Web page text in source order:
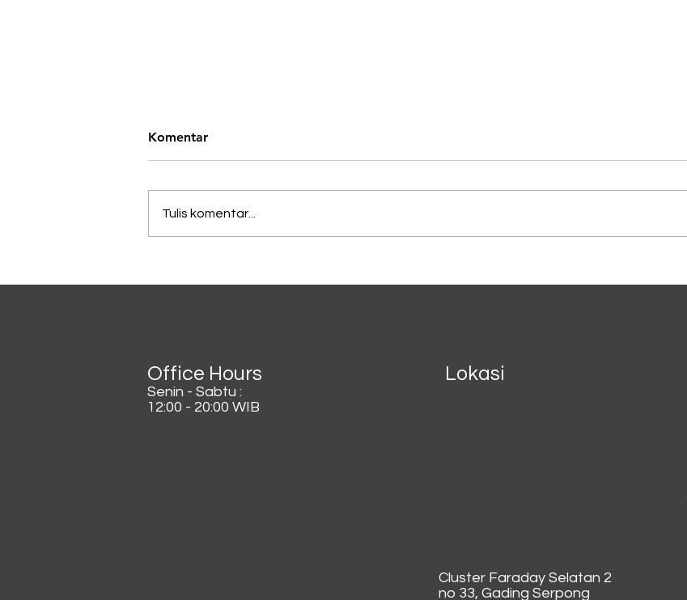
Dicampur Irisan Daun
'Hilang'
terendah. Kondisi tersebut juga
Komentar
Tulis komentar...
Office Hours
Senin - Sabtu :
12:00 - 20:00 WIB
Lokasi
Cluster Faraday Selatan 2
no 33, Gading Serpong